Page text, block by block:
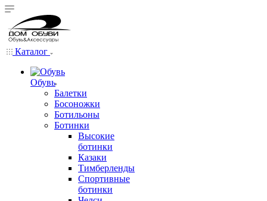
Каталог
Обувь
Балетки
Босоножки
Ботильоны
Ботинки
Высокие
ботинки
Казаки
Тимберленды
Спортивные
ботинки